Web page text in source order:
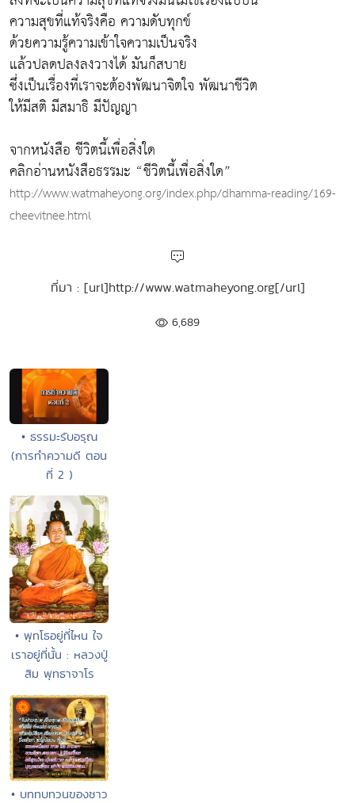
ความสุขที่แท้จริงคือ ความดับทุกข์
ด้วยความรู้ความเข้าใจความเป็นจริง
แล้วปลดปลงลงวางได้ มันก็สบาย
ซึ่งเป็นเรื่องที่เราจะต้องพัฒนาจิตใจ พัฒนาชีวิต
ให้มีสติ มีสมาธิ มีปัญญา
จากหนังสือ ชีวิตนี้เพื่อสิ่งใด
คลิกอ่านหนังสือธรรมะ “ชีวิตนี้เพื่อสิ่งใด”
http://www.watmaheyong.org/index.php/dhamma-reading/169-
cheevitnee.html
ที่มา : [url]http://www.watmaheyong.org[/url]
6,689
• ธรรมะรับอรุณ
(การทำความดี ตอน
ที่ 2 )
• พุทโธอยู่ที่ไหน ใจ
เราอยู่ที่นั้น : หลวงปู่
สิม พุทธาจาโร
• บททบทวนของชาว